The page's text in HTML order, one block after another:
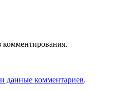
комментирования.
данные комментариев.